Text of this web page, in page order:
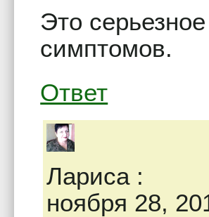
Это
симптомов.
Ответ
Лариса :
ноября 28,